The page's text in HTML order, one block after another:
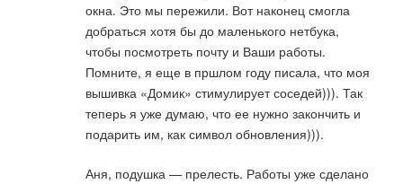
окна. Это мы пережили. Вот наконец смогла
добраться хотя бы до маленького нетбука,
чтобы посмотреть почту и Ваши работы.
Помните, я еще в пршлом году писала, что моя
вышивка «Домик» стимулирует соседей))). Так
теперь я уже думаю, что ее нужно закончить и
подарить им, как символ обновления))).
Аня, подушка — прелесть. Работы уже сделано